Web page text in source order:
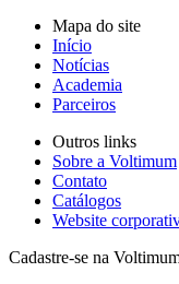
Mapa do site
Início
Notícias
Academia
Parceiros
Outros links
Sobre a Voltimum
Contato
Catálogos
Website
Cadastre-se na